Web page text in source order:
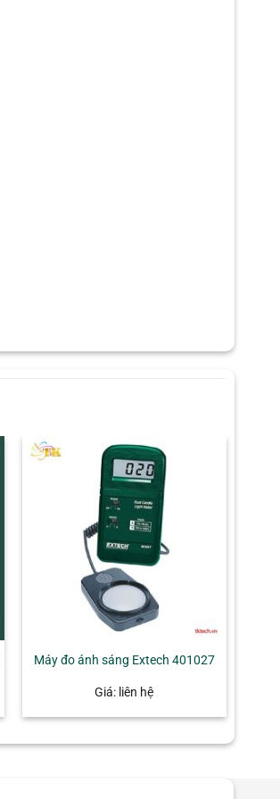
Máy đo ánh sáng Extech 401027
Giá: liên hệ